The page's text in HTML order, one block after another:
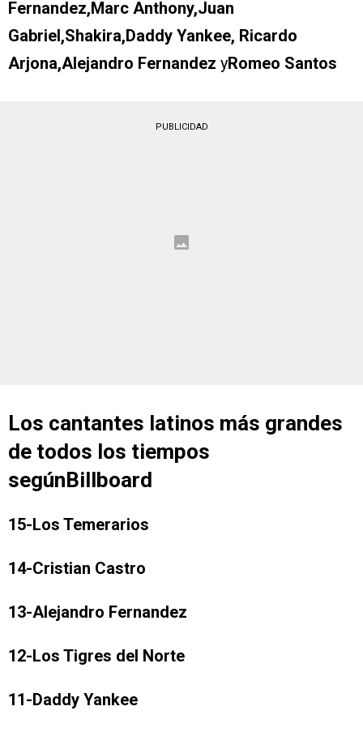
Fernandez,Marc Anthony,Juan
Gabriel,Shakira,Daddy Yankee, Ricardo
Arjona,Alejandro Fernandez yRomeo Santos
PUBLICIDAD
Los cantantes latinos más grandes
de todos los tiempos
segúnBillboard
15-Los Temerarios
14-Cristian Castro
13-Alejandro Fernandez
12-Los Tigres del Norte
11-Daddy Yankee